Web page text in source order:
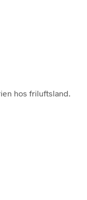
hos friluftsland.